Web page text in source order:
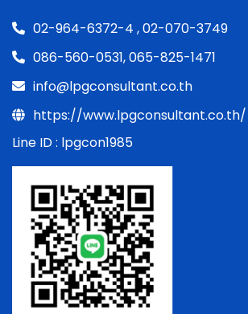
02-964-6372-4 ,02-070-3749
086-560-0531,065-825-1471
info@lpgconsultant.co.th
https://www.lpgconsultant.co.th/
Line ID : lpgcon1985